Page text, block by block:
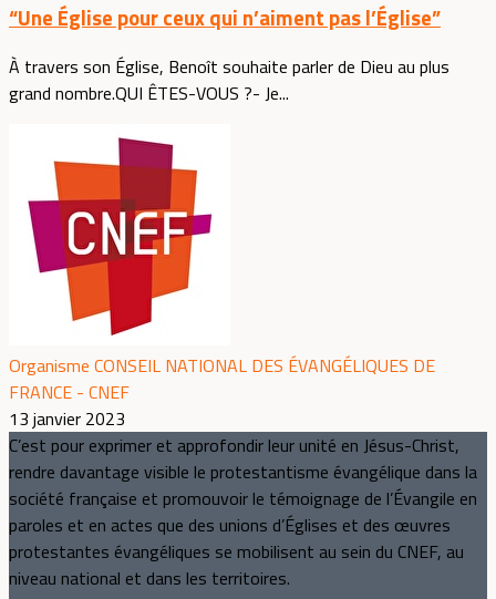
“Une Église pour ceux qui n’aiment pas l’Église”
À travers son Église, Benoît souhaite parler de Dieu au plus
grand nombre.QUI ÊTES-VOUS ?- Je...
Organisme CONSEIL NATIONAL DES ÉVANGÉLIQUES DE
FRANCE - CNEF
13 janvier 2023
C’est pour exprimer et approfondir leur unité en Jésus-Christ,
rendre davantage visible le protestantisme évangélique dans la
société française et promouvoir le témoignage de l’Évangile en
paroles et en actes que des unions d’Églises et des œuvres
protestantes évangéliques se mobilisent au sein du CNEF, au
niveau national et dans les territoires.